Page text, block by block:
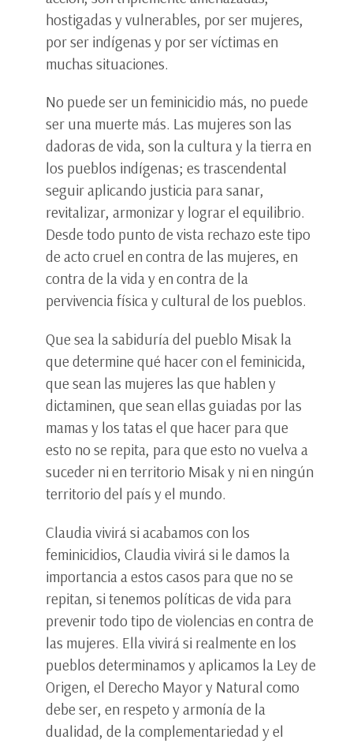
hostigadas y vulnerables, por ser mujeres,
por ser indígenas y por ser víctimas en
muchas situaciones.
No puede ser un feminicidio más, no puede
ser una muerte más. Las mujeres son las
dadoras de vida, son la cultura y la tierra en
los pueblos indígenas; es trascendental
seguir aplicando justicia para sanar,
revitalizar, armonizar y lograr el equilibrio.
Desde todo punto de vista rechazo este tipo
de acto cruel en contra de las mujeres, en
contra de la vida y en contra de la
pervivencia física y cultural de los pueblos.
Que sea la sabiduría del pueblo Misak la
que determine qué hacer con el feminicida,
que sean las mujeres las que hablen y
dictaminen, que sean ellas guiadas por las
mamas y los tatas el que hacer para que
esto no se repita, para que esto no vuelva a
suceder ni en territorio Misak y ni en ningún
territorio del país y el mundo.
Claudia vivirá si acabamos con los
feminicidios, Claudia vivirá si le damos la
importancia a estos casos para que no se
repitan, si tenemos políticas de vida para
prevenir todo tipo de violencias en contra de
las mujeres. Ella vivirá si realmente en los
pueblos determinamos y aplicamos la Ley de
Origen, el Derecho Mayor y Natural como
debe ser, en respeto y armonía de la
dualidad, de la complementariedad y el